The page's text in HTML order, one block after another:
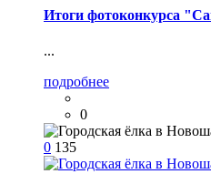
Итоги фотоконкурса
...
подробнее
0
0 135